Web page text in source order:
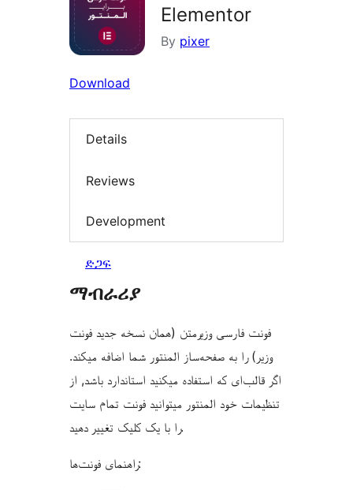
Elementor
By pixer
Download
Details
Reviews
Development
ድጋፍ
ማብራሪያ
فونت فارسی وزیرمتن (همان نسخه جدید فونت
وزیر) را به صفحه‌ساز المنتور شما اضافه میکند.
اگر قالب‌ای که استفاده میکنید استاندارد باشد, از
تنظیمات خود المنتور میتوانید فونت تمام سایت
را با یک کلیک تغییر دهید.
راهنمای فونت‌ها: